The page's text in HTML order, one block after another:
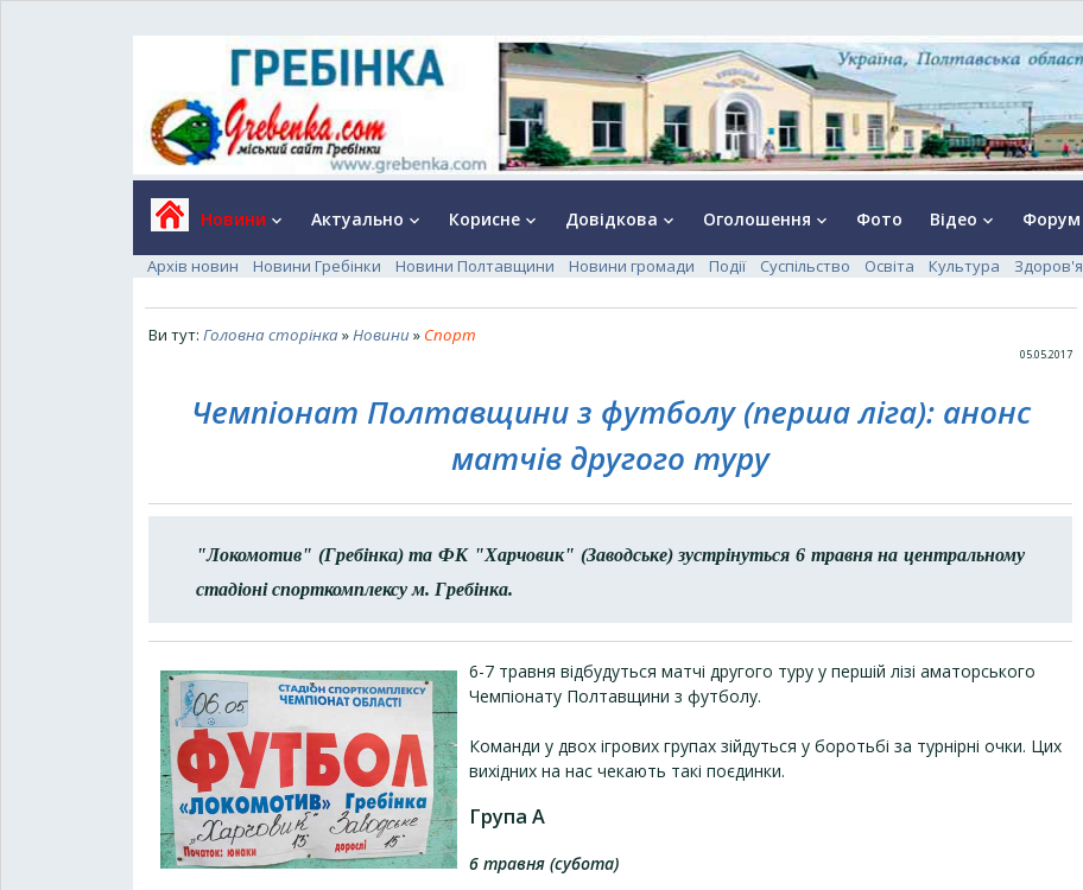
Новини keyboard_arrow_down Актуально keyboard_arrow_down Корисне keyboard_arrow_down Довідкова keyboard_arrow_down Оголошення keyboard_arrow_down Фото Відео keyboard_arrow_down Форум
Архів новин Новини Гребінки Новини Полтавщини Новини громади Події Суспільство Освіта Культура Здоров'я
Ви тут: Головна сторінка»Новини» Спорт
05.05.2017
Чемпіонат Полтавщини з футболу (перша ліга): анонс
матчів другого туру
"Локомотив" (Гребінка) та ФК "Харчовик" (Заводське) зустрінуться 6 травня на центральному
стадіоні спорткомплексу м. Гребінка.
6-7 травня відбудуться матчі другого туру у першій лізі аматорського
Чемпіонату Полтавщини з футболу.
Команди у двох ігрових групах зійдуться у боротьбі за турнірні очки. Цих
вихідних на нас чекають такі поєдинки.
Група А
6 травня (субота)